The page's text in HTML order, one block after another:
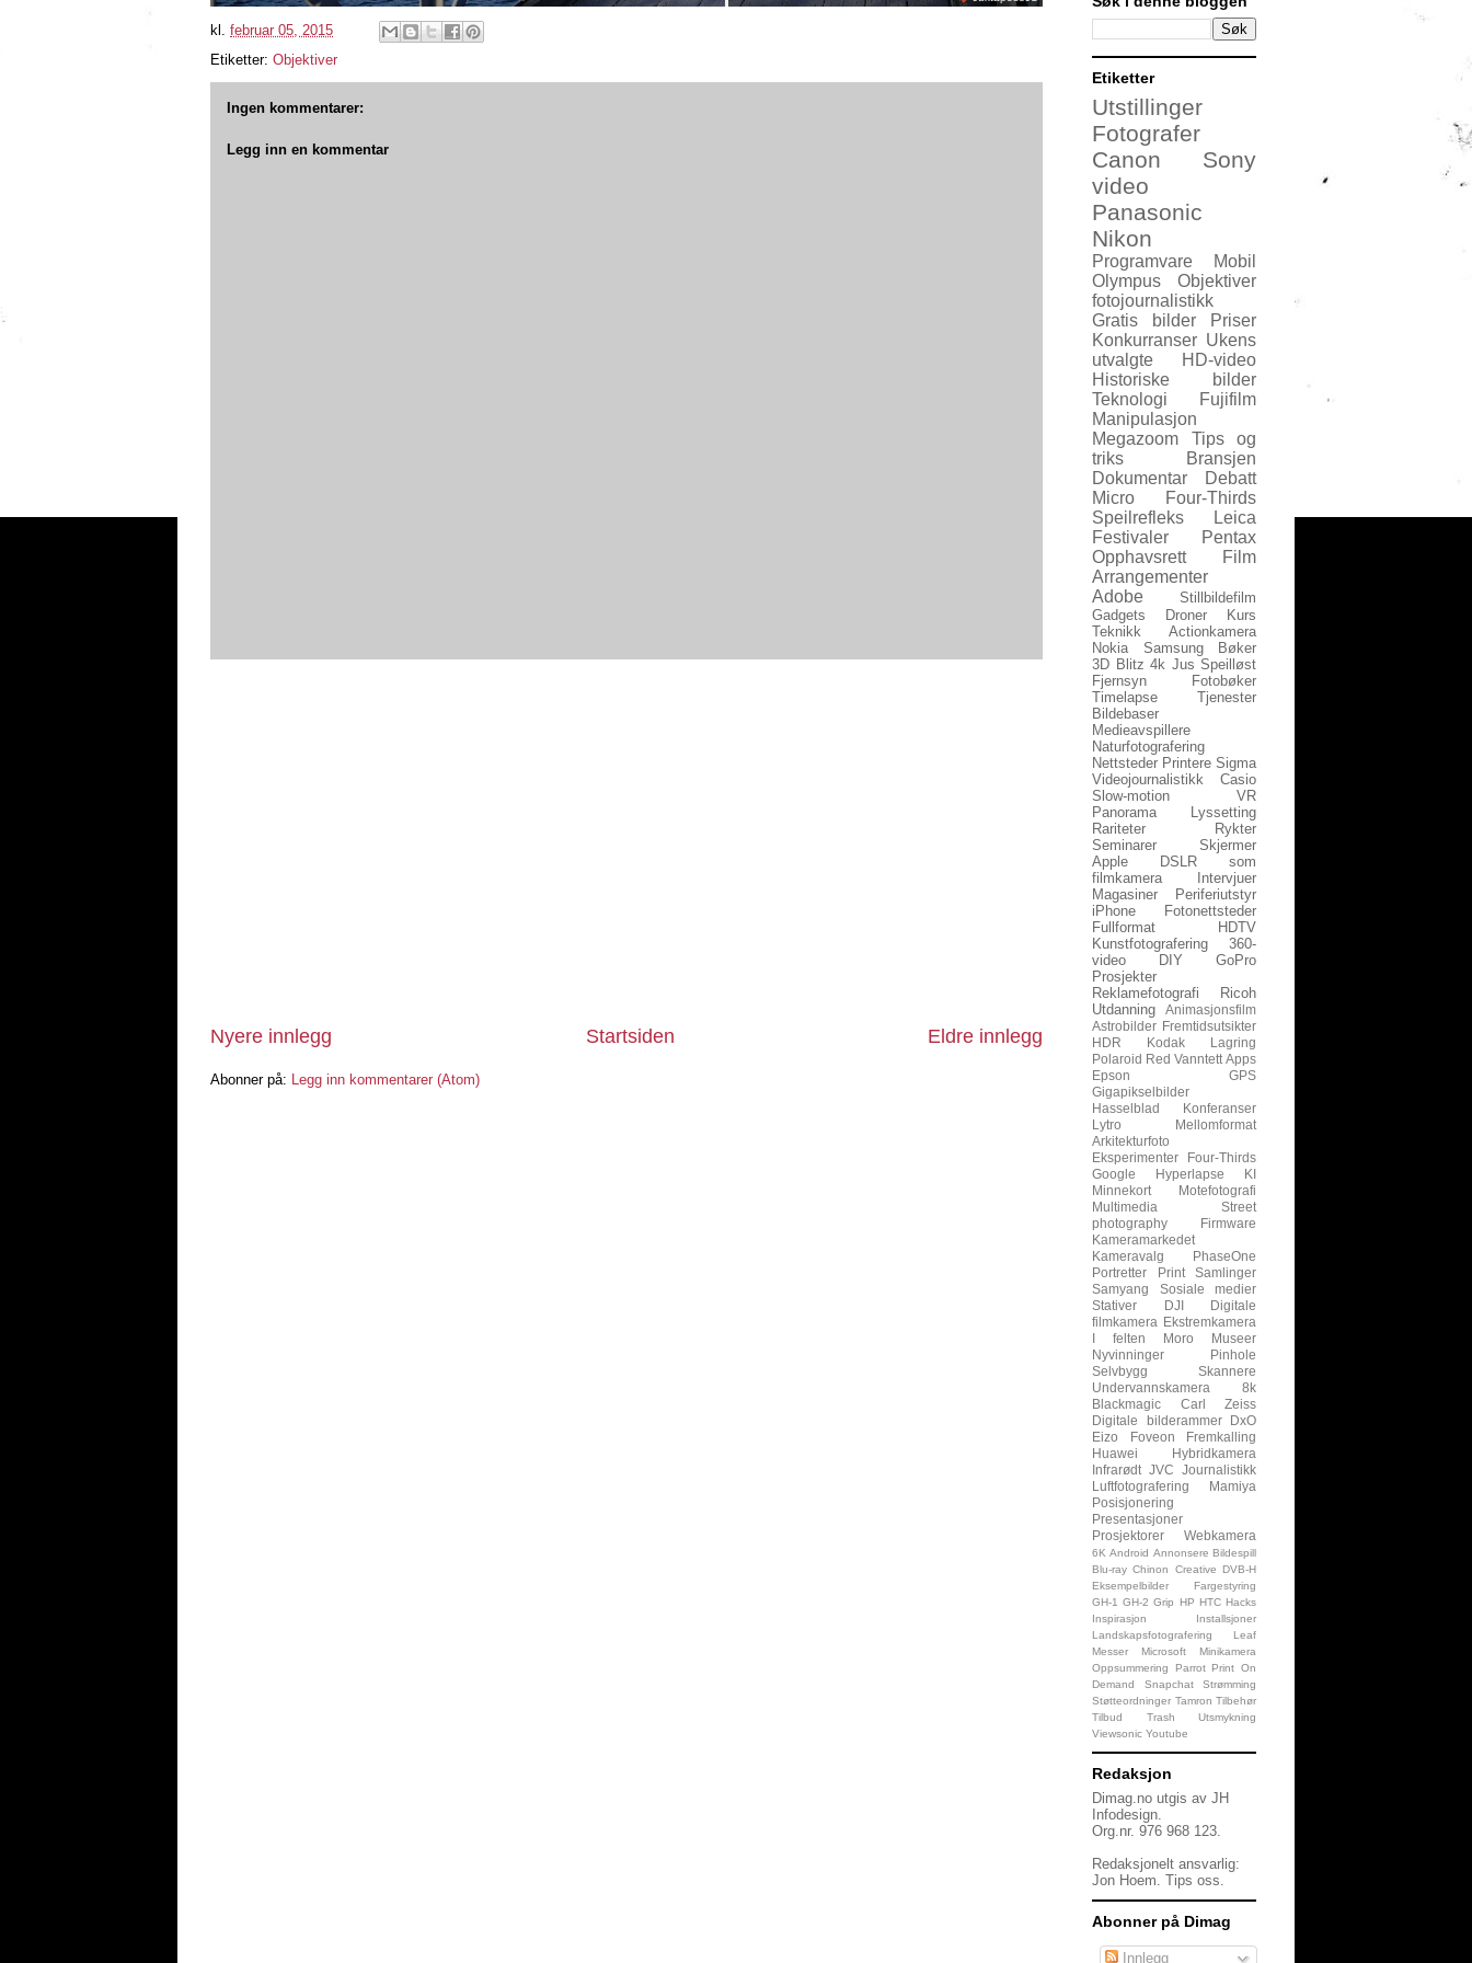
kl. februar 05, 2015
Etiketter: Objektiver
Ingen kommentarer:
Legg inn en kommentar
Nyere innlegg Eldre innlegg
Startsiden
Abonner på: Legg inn kommentarer (Atom)
Etiketter
Utstillinger
Fotografer
Canon
Sony
video
Panasonic
Nikon
Programvare
Mobil
Olympus
Objektiver
fotojournalistikk
Gratis bilder
Priser
Konkurranser Ukens
utvalgte
HD-video
Historiske bilder
Teknologi
Fujifilm
Manipulasjon
Megazoom
Tips og
triks
Bransjen
Dokumentar
Debatt
Micro Four-Thirds
Speilrefleks
Leica
Festivaler
Pentax
Opphavsrett
Film
Arrangementer
Adobe
Stillbildefilm
Gadgets
Droner
Kurs
Teknikk
Actionkamera
Nokia
Samsung
Bøker
3D Blitz 4k Jus Speilløst
Fjernsyn
Fotobøker
Timelapse
Tjenester
Bildebaser
Medieavspillere
Naturfotografering
Nettsteder Printere Sigma
Videojournalistikk
Casio
Slow-motion
VR
Panorama
Lyssetting
Rariteter
Rykter
Seminarer
Skjermer
Apple
DSLR som
filmkamera
Intervjuer
Magasiner
Periferiutstyr
iPhone
Fotonettsteder
Fullformat
HDTV
Kunstfotografering
360-
video
DIY
GoPro
Prosjekter
Reklamefotografi
Ricoh
Utdanning
Animasjonsfilm
Astrobilder Fremtidsutsikter
HDR
Kodak
Lagring
Polaroid Red Vanntett Apps
Epson
GPS
Gigapikselbilder
Hasselblad
Konferanser
Lytro
Mellomformat
Arkitekturfoto
Eksperimenter
Four-Thirds
Google
Hyperlapse
KI
Minnekort
Motefotografi
Multimedia
Street
photography
Firmware
Kameramarkedet
Kameravalg
PhaseOne
Portretter
Print
Samlinger
Samyang
Sosiale medier
Stativer
DJI
Digitale
filmkamera Ekstremkamera
I felten
Moro
Museer
Nyvinninger
Pinhole
Selvbygg
Skannere
Undervannskamera
8k
Blackmagic
Carl Zeiss
Digitale bilderammer
DxO
Eizo
Foveon
Fremkalling
Huawei
Hybridkamera
Infrarødt JVC
Journalistikk
Luftfotografering
Mamiya
Posisjonering
Presentasjoner
Prosjektorer
Webkamera
6K Android Annonsere Bildespill
Blu-ray Chinon Creative
DVB-H
Eksempelbilder
Fargestyring
GH-1 GH-2 Grip HP HTC Hacks
Inspirasjon
Installsjoner
Landskapsfotografering
Leaf
Messer
Microsoft
Minikamera
Oppsummering
Parrot Print On
Demand
Snapchat
Strømming
Støtteordninger Tamron Tilbehør
Tilbud
Trash
Utsmykning
Viewsonic Youtube
Redaksjon
Dimag.no utgis av JH
Infodesign.
Org.nr. 976 968 123.
Redaksjonelt ansvarlig:
Jon Hoem. Tips oss.
Abonner på Dimag
Innlegg